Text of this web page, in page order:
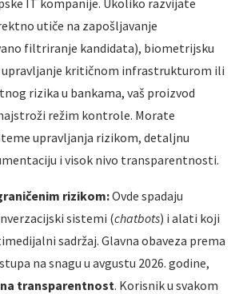
utiče na zapošljavanje
filtriranje kandidata), biometrijsku
kritičnom infrastrukturom ili
rizika u bankama, vaš proizvod
režim kontrole. Morate
upravljanja rizikom, detaljnu
i visok nivo transparentnosti.
rizikom:Ovde spadaju
sistemi (chatbots) i alati koji
sadržaj. Glavna obaveza prema
na snagu u avgustu 2026. godine,
transparentnost. Korisnik u svakom